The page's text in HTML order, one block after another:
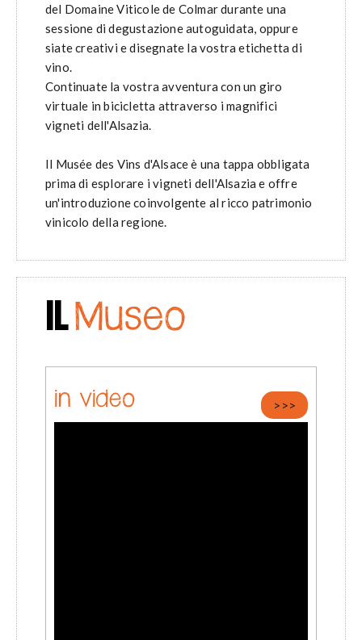
del Domaine Viticole de Colmar durante una
sessione di degustazione autoguidata, oppure
siate creativi e disegnate la vostra etichetta di
vino.
Continuate la vostra avventura con un giro
virtuale in bicicletta attraverso i magnifici
vigneti dell'Alsazia.
Il Musée des Vins d'Alsace è una tappa obbligata
prima di esplorare i vigneti dell'Alsazia e offre
un'introduzione coinvolgente al ricco patrimonio
vinicolo della regione.
ILMuseo
in video >>>